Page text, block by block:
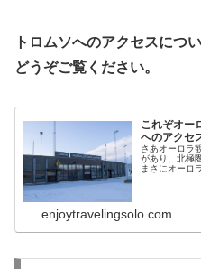
トロムソへのアクセスにつ
どうぞご覧ください。
これぞオー
へのアクセ
さあオーロラ
があり、北極
まさにオーロ
enjoytravelingsolo.com